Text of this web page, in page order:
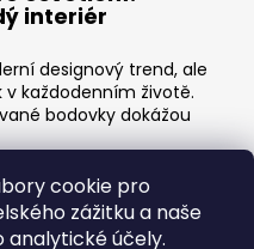
cookie pro
zážitku a naše
účely.
interiér
designový trend, ale
každodenním životě.
bodovky dokážou
v obýváku?
– místo pro relaxaci,